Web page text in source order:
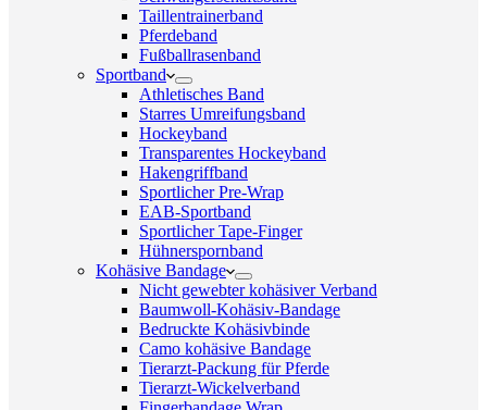
Taillentrainerband
Pferdeband
Fußballrasenband
Sportband
Athletisches Band
Starres Umreifungsband
Hockeyband
Transparentes Hockeyband
Hakengriffband
Sportlicher Pre-Wrap
EAB-Sportband
Sportlicher Tape-Finger
Hühnerspornband
Kohäsive Bandage
Nicht gewebter kohäsiver Verband
Baumwoll-Kohäsiv-Bandage
Bedruckte Kohäsivbinde
Camo kohäsive Bandage
Tierarzt-Packung für Pferde
Tierarzt-Wickelverband